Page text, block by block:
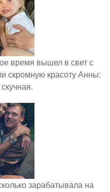
время вышел в свет с
скромную красоту Анны:
зарабатывала на